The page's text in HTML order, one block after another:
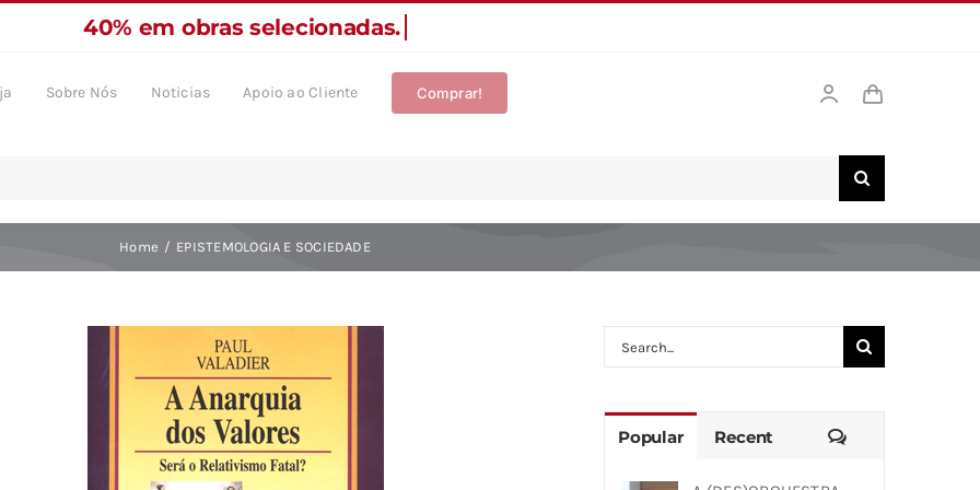
Sobre Nós Noticias Apoio ao Cliente Comprar!
Home EPISTEMOLOGIA E SOCIEDADE
Search
Popular Recent Comments